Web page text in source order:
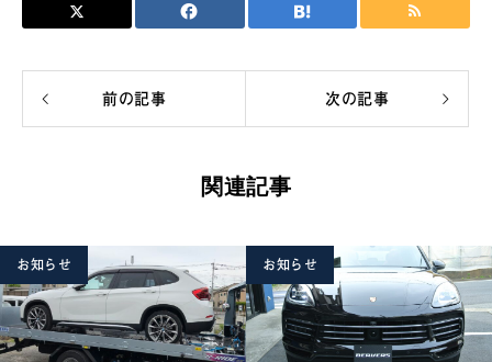
前の記事 次の記事
関連記事
お知らせ お知らせ